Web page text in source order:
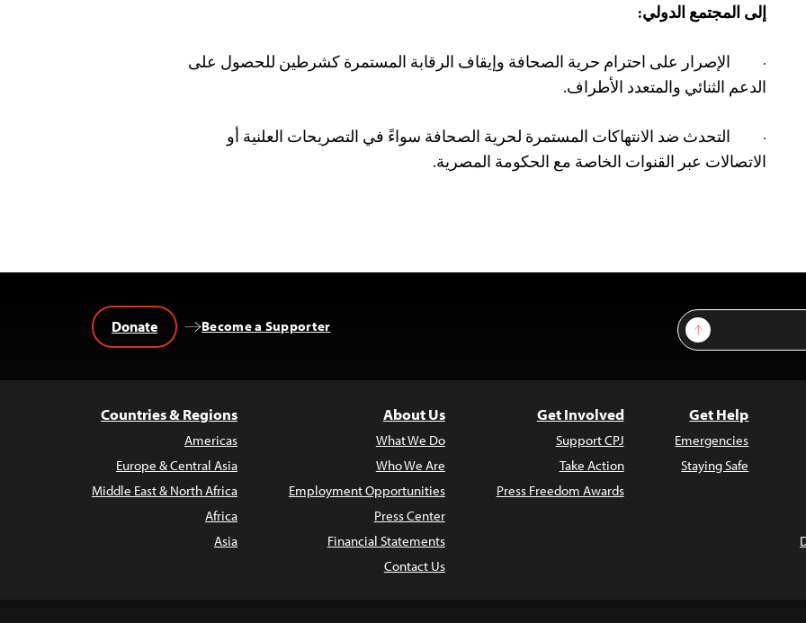
إلى المجتمع الدولي:
·
الإصرار على احترام حرية الصحافة وإيقاف الرقابة المستمرة كشرطين للحصول على
الدعم الثنائي والمتعدد الأطراف.
·
التحدث ​​ضد الانتهاكات المستمرة لحرية الصحافة سواءً في التصريحات العلنية أو
الاتصالات عبر القنوات الخاصة مع الحكومة المصرية.
Sign Up
Become a Supporter
Donate
Get Help
Emergencies
Staying Safe
Get Involved
Support CPJ
Take Action
Press Freedom Awards
About Us
What We Do
Who We Are
Employment Opportunities
Press Center
Financial Statements
Contact Us
Countries & Regions
Americas
Europe & Central Asia
Middle East & North Africa
Africa
Asia